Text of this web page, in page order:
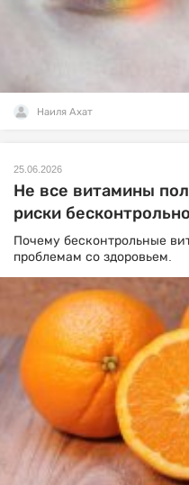
Наиля Ахат
25.06.2026
Не все витамины
риски
Почему бесконтрольные
проблемам со здоровьем.